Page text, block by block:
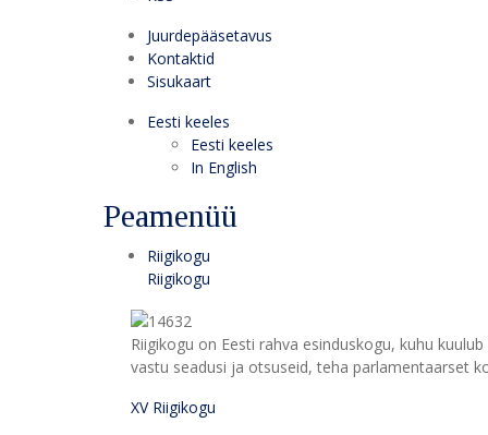
Juurdepääsetavus
Kontaktid
Sisukaart
Eesti keeles
Eesti keeles
In English
Peamenüü
Riigikogu
Riigikogu
Riigikogu on Eesti rahva esinduskogu, kuhu
vastu seadusi ja otsuseid, teha parlamentaarset
XV Riigikogu